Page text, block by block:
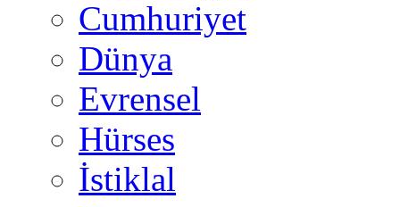
Cumhuriyet
Dünya
Evrensel
Hürses
İstiklal